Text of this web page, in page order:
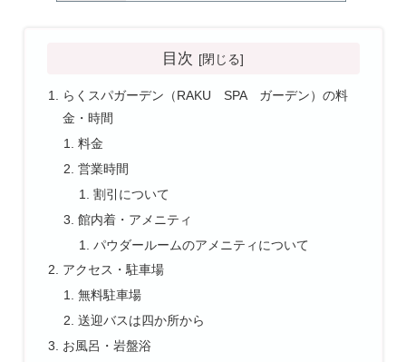
目次
らくスパガーデン（RAKU SPA ガーデン）の料
金・時間
料金
営業時間
割引について
館内着・アメニティ
パウダールームのアメニティについて
アクセス・駐車場
無料駐車場
送迎バスは四か所から
お風呂・岩盤浴